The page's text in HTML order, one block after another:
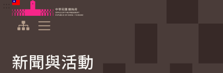
跳到主要內容
中華民國總統府
新聞與活動